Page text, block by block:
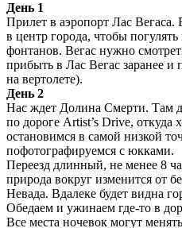
День 1
Прилет в аэропорт Лас
в центр города, чтобы
фонтанов. Вегас нужно
прибыть в Лас Вегас заранее
на вертолете).
День 2
Нас ждет Долина Смерти. Там
по дороге Artist’s Drive,
остановимся в самой низкой
пофотографируемся с юкками.
Переезд длинный, не менее 8
природа вокруг изменится от
Невада. Вдалеке будет видна
Обедаем и ужинаем где-то в
Все места ночевок могут